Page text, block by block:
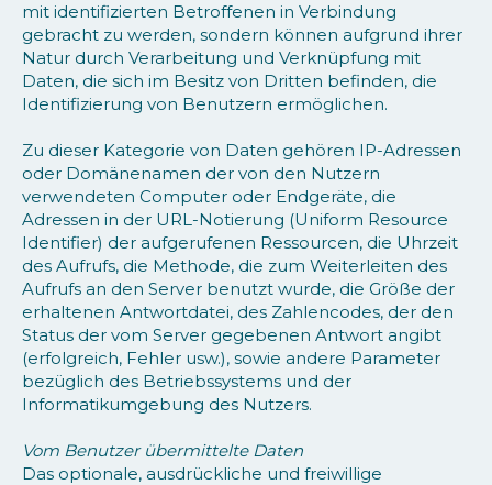
mit identifizierten Betroffenen in Verbindung
gebracht zu werden, sondern können aufgrund ihrer
Natur durch Verarbeitung und Verknüpfung mit
Daten, die sich im Besitz von Dritten befinden, die
Identifizierung von Benutzern ermöglichen.
Zu dieser Kategorie von Daten gehören IP-Adressen
oder Domänenamen der von den Nutzern
verwendeten Computer oder Endgeräte, die
Adressen in der URL-Notierung (Uniform Resource
Identifier) der aufgerufenen Ressourcen, die Uhrzeit
des Aufrufs, die Methode, die zum Weiterleiten des
Aufrufs an den Server benutzt wurde, die Größe der
erhaltenen Antwortdatei, des Zahlencodes, der den
Status der vom Server gegebenen Antwort angibt
(erfolgreich, Fehler usw.), sowie andere Parameter
bezüglich des Betriebssystems und der
Informatikumgebung des Nutzers.
Vom Benutzer übermittelte Daten
Das optionale, ausdrückliche und freiwillige